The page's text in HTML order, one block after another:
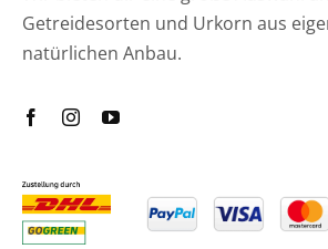
Getreidesorten und Urkorn aus
natürlichen Anbau.